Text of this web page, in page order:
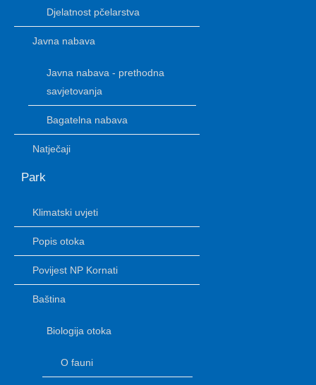
Djelatnost pčelarstva
Javna nabava
Javna nabava - prethodna
savjetovanja
Bagatelna nabava
Natječaji
Park
Klimatski uvjeti
Popis otoka
Povijest NP Kornati
Baština
Biologija otoka
O fauni